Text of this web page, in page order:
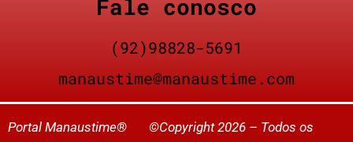
Fale conosco
(92)98828-5691
manaustime@manaustime.com
Portal Manaustime® ©Copyright 2026 – Todos os